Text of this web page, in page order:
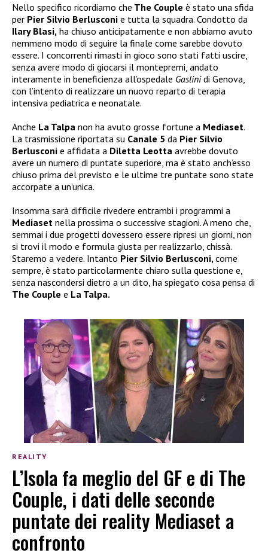
Nello specifico ricordiamo che The Couple è stato una sfida
per Pier Silvio Berlusconi e tutta la squadra. Condotto da
Ilary Blasi, ha chiuso anticipatamente e non abbiamo avuto
nemmeno modo di seguire la finale come sarebbe dovuto
essere. I concorrenti rimasti in gioco sono stati fatti uscire,
senza avere modo di giocarsi il montepremi, andato
interamente in beneficienza all’ospedale Gaslinidi Genova,
con l’intento di realizzare un nuovo reparto di terapia
intensiva pediatrica e neonatale.
Anche La Talpa non ha avuto grosse fortune a Mediaset.
La trasmissione riportata su Canale 5 da Pier Silvio
Berlusconi e affidata a Diletta Leotta avrebbe dovuto
avere un numero di puntate superiore, ma è stato anch’esso
chiuso prima del previsto e le ultime tre puntate sono state
accorpate a un’unica.
Insomma sarà difficile rivedere entrambi i programmi a
Mediaset nella prossima o successive stagioni. A meno che,
semmai i due progetti dovessero essere ripresi un giorni, non
si trovi il modo e formula giusta per realizzarlo, chissà.
Staremo a vedere. Intanto Pier Silvio Berlusconi, come
sempre, è stato particolarmente chiaro sulla questione e,
senza nascondersi dietro a un dito, ha spiegato cosa pensa di
The Couple e La Talpa.
REALITY
L’Isola fa meglio del GF e di The
Couple, i dati delle seconde
puntate dei reality Mediaset a
confronto